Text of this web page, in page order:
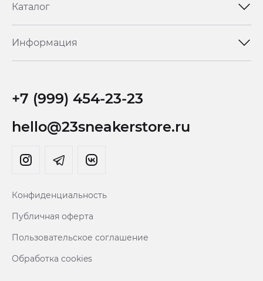
Каталог
Информация
+7 (999) 454-23-23
hello@23sneakerstore.ru
Конфиденциальность
Публичная оферта
Пользовательское соглашение
Обработка cookies